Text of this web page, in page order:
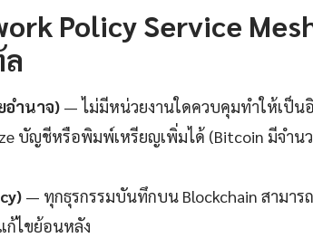
Policy Service
อำนาจ) — ไม่มีหน่วยงานใดควบคุมทำให้เป็น
บัญชีหรือพิมพ์เหรียญเพิ่มได้ (Bitcoin มีจำน
— ทุกธุรกรรมบันทึกบน Blockchain สามาร
ก้ไขย้อนหลัง